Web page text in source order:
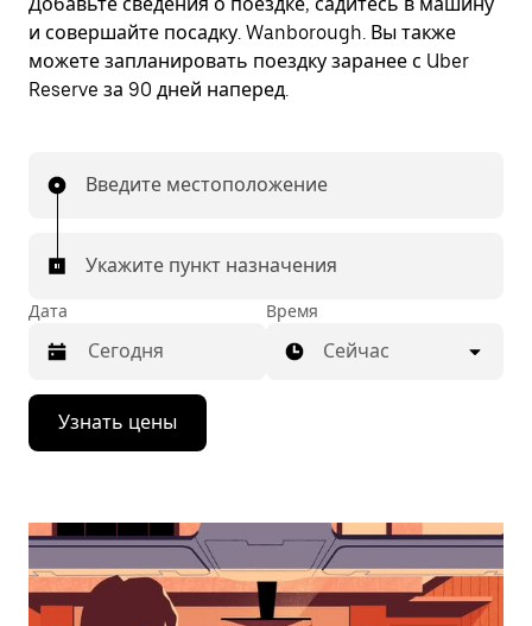
и совершайте посадку. Wanborough. Вы также
можете запланировать поездку заранее с Uber
Reserve за 90 дней наперед.
Введите местоположение
Укажите пункт назначения
Дата
Нажмите
стрелку
вниз,
календарю
выбрать
дату.
Время
Сейчас
Узнать цены